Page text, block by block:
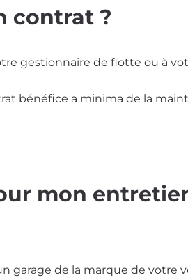
contrat ?
gestionnaire de flotte ou à
bénéfice a minima de la
mon
garage de la marque de votre